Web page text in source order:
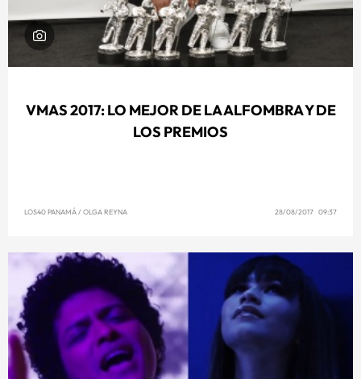
VMAS 2017: LO MEJOR DE LA ALFOMBRA Y DE
LOS PREMIOS
LOS40 PANAMÁ/ OLGA REYNA 28/08/2017 09:37